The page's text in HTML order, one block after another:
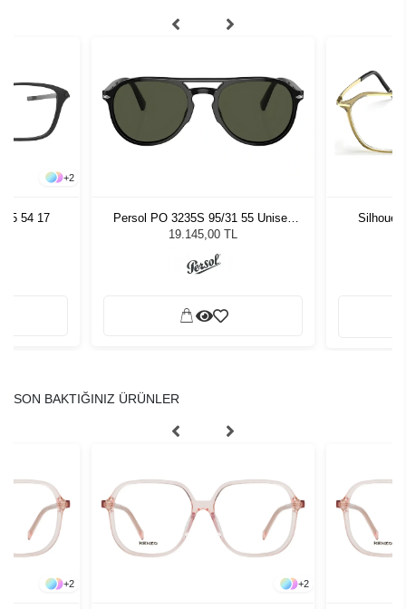
+2
54 17
Persol PO 3235S 95/31 55 Unisex
Güneş Gözlüğü
19.145,00 TL
SON BAKTIĞINIZ ÜRÜNLER
+2 +2